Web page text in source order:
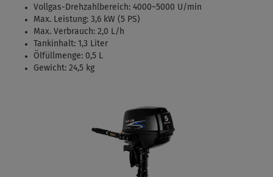
Vollgas-Drehzahlbereich: 4000~5000 U/min
Max. Leistung: 3,6 kW (5 PS)
Max. Verbrauch: 2,0 L/h
Tankinhalt: 1,3 Liter
Ölfüllmenge: 0,5 L
Gewicht: 24,5 kg